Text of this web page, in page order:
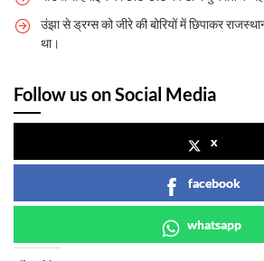
उंझा से ड्रग्स को जीरे की बोरियों में छिपाकर
था।
Follow us on Social Media
x
facebook
whatsapp